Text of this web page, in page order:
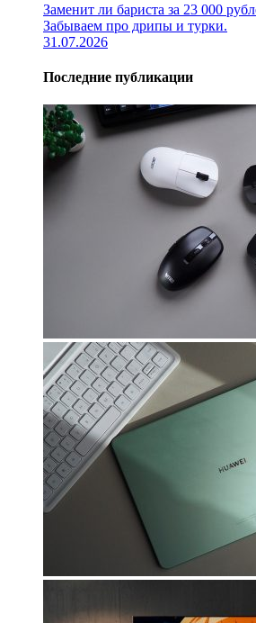
Заменит ли бариста за 23 000
Забываем про дрипы и турки.
31.07.2026
Последние публикации